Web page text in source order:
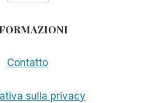
Contatto
sulla privacy